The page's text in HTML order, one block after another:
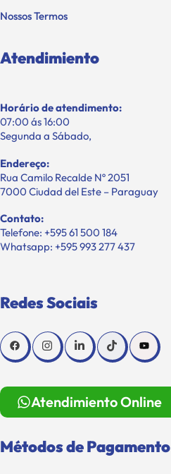
Nossos Termos
Atendimiento
Horário de atendimento:
07:00 ás 16:00
Segunda a Sábado,
Endereço:
Rua Camilo Recalde Nº 2051
7000 Ciudad del Este – Paraguay
Contato:
Telefone: +595 61 500 184
Whatsapp: +595 993 277 437
Redes Sociais
Atendimiento Online
Métodos de Pagamento